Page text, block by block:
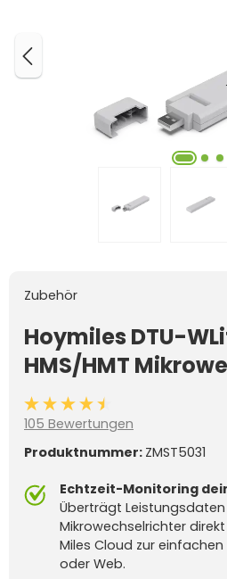
Zubehör
Hoymiles DTU-
HMS/HMT
Durchschnittliche Bewertung
105 Bewertungen
Produktnummer: ZMST5031
Echtzeit-Monitoring
Überträgt
Mikrowechselrichter
Miles Cloud zur
oder Web.